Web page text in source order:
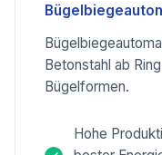
Betonstahl ab
Bügelformen.
Hohe